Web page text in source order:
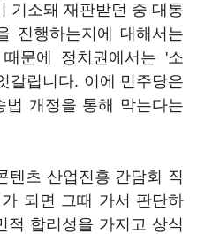
기소돼 재판받던 중 대통
진행하는지에 대해서는
문에 정치권에서는 '소
갈립니다. 이에 민주당은
개정을 통해 막는다는
텐츠 산업진흥 간담회 직
되면 그때 가서 판단하
적 합리성을 가지고 상식